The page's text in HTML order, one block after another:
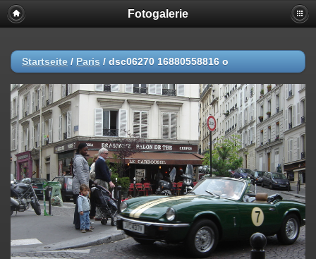
Fotogalerie
Startseite / Paris / dsc06270 16880558816 o